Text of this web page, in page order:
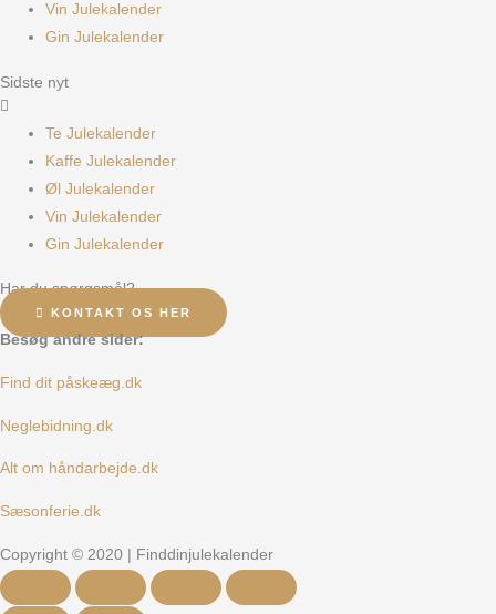
Vin Julekalender
Gin Julekalender
Sidste nyt
Te Julekalender
Kaffe Julekalender
Øl Julekalender
Vin Julekalender
Gin Julekalender
Har du spørgsmål?
KONTAKT OS HER
Besøg andre sider:
Find dit påskeæg.dk
Neglebidning.dk
Alt om håndarbejde.dk
Sæsonferie.dk
Copyright © 2020 | Finddinjulekalender